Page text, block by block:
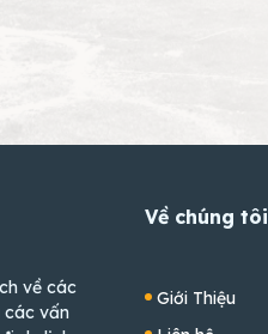
về các
các vấn
Về chúng tôi
Giới Thiệu